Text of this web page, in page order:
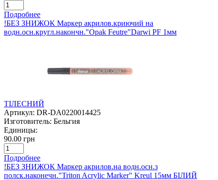
Подробнее
!БЕЗ ЗНИЖОК Маркер акрилов.криючий на
водн.осн.кругл.накончн."Opak Feutre"Darwi PF 1мм
ТІЛЕСНИЙ
Артикул: DR-DA0220014425
Изготовитель: Бельгия
Единицы:
90.00 грн
Подробнее
!БЕЗ ЗНИЖОК Маркер акрилов.на водн.осн.з
полск.наконечн."Triton Acrylic Marker" Kreul 15мм БІЛИЙ